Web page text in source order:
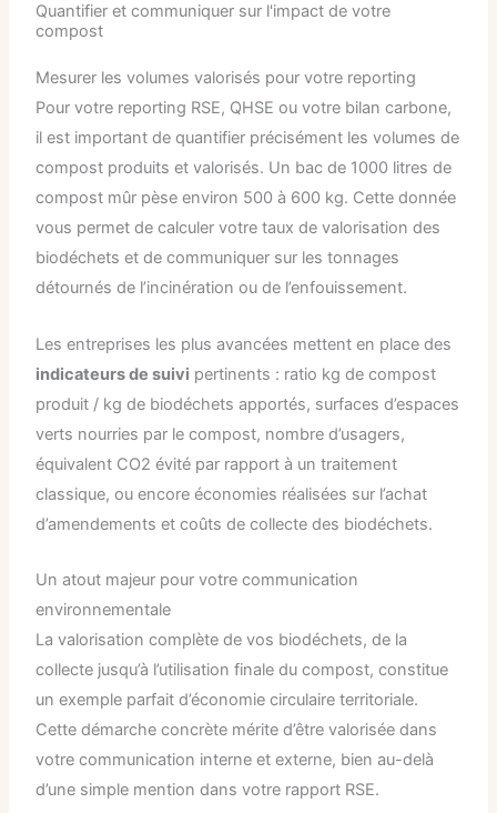
Quantifier et communiquer sur l'impact de votre
compost
Mesurer les volumes valorisés pour votre reporting
Pour votre reporting RSE, QHSE ou votre bilan carbone,
il est important de quantifier précisément les volumes de
compost produits et valorisés. Un bac de 1000 litres de
compost mûr pèse environ 500 à 600 kg. Cette donnée
vous permet de calculer votre taux de valorisation des
biodéchets et de communiquer sur les tonnages
détournés de l’incinération ou de l’enfouissement.
Les entreprises les plus avancées mettent en place des
indicateurs de suivi pertinents : ratio kg de compost
produit / kg de biodéchets apportés, surfaces d’espaces
verts nourries par le compost, nombre d’usagers,
équivalent CO2 évité par rapport à un traitement
classique, ou encore économies réalisées sur l’achat
d’amendements et coûts de collecte des biodéchets.
Un atout majeur pour votre communication
environnementale
La valorisation complète de vos biodéchets, de la
collecte jusqu’à l’utilisation finale du compost, constitue
un exemple parfait d’économie circulaire territoriale.
Cette démarche concrète mérite d’être valorisée dans
votre communication interne et externe, bien au-delà
d’une simple mention dans votre rapport RSE.